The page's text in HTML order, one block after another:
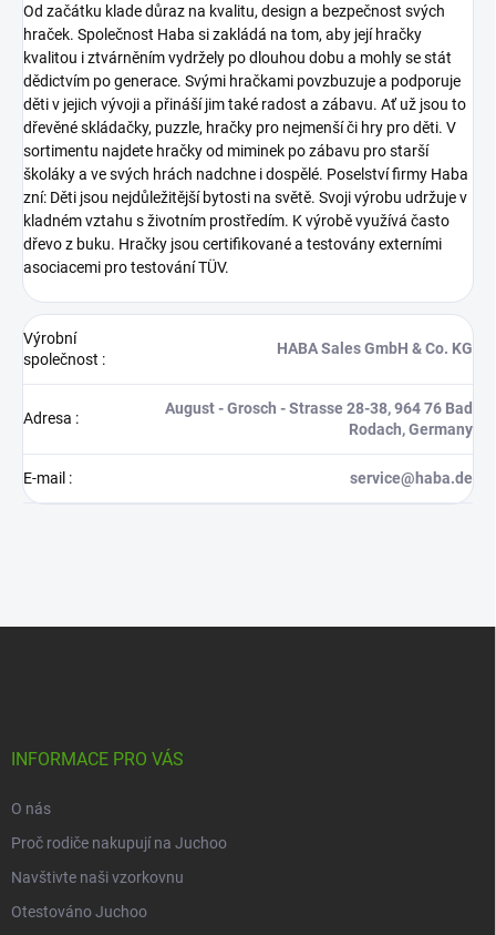
Od začátku klade důraz na kvalitu, design a bezpečnost svých
hraček. Společnost Haba si zakládá na tom, aby její hračky
kvalitou i ztvárněním vydržely po dlouhou dobu a mohly se stát
dědictvím po generace. Svými hračkami povzbuzuje a podporuje
děti v jejich vývoji a přináší jim také radost a zábavu. Ať už jsou to
dřevěné skládačky, puzzle, hračky pro nejmenší či hry pro děti. V
sortimentu najdete hračky od miminek po zábavu pro starší
školáky a ve svých hrách nadchne i dospělé. Poselství firmy Haba
zní: Děti jsou nejdůležitější bytosti na světě. Svoji výrobu udržuje v
kladném vztahu s životním prostředím. K výrobě využívá často
dřevo z buku. Hračky jsou certifikované a testovány externími
asociacemi pro testování TÜV.
Výrobní
společnost :
HABA Sales GmbH & Co. KG
Adresa :
August - Grosch - Strasse 28-38, 964 76 Bad
Rodach, Germany
E-mail : service@haba.de
INFORMACE PRO VÁS
O nás
Proč rodiče nakupují na Juchoo
Navštivte naši vzorkovnu
Otestováno Juchoo